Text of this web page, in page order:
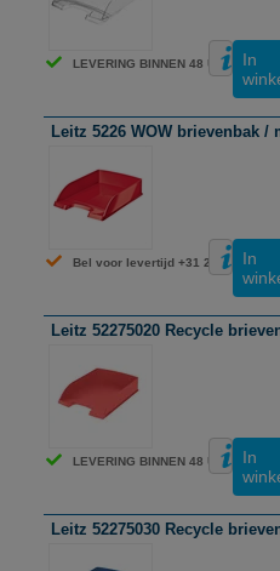
LEVERING BINNEN 48 UUR
In
Leitz 5226 WOW brievenbak /
Bel voor levertijd +31 26 3193981
In
Leitz 52275020 Recycle
LEVERING BINNEN 48 UUR
In
Leitz 52275030 Recycle